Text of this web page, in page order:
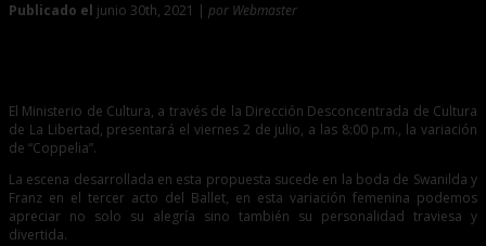
Publicado el junio 30th, 2021 | por Webmaster
El Ministerio de Cultura, a través de la Dirección Desconcentrada de Cultura
de La Libertad, presentará el viernes 2 de julio, a las 8:00 p.m., la variación
de “Coppelia”.
La escena desarrollada en esta propuesta sucede en la boda de Swanilda y
Franz en el tercer acto del Ballet, en esta variación femenina podemos
apreciar no solo su alegría sino también su personalidad traviesa y
divertida.